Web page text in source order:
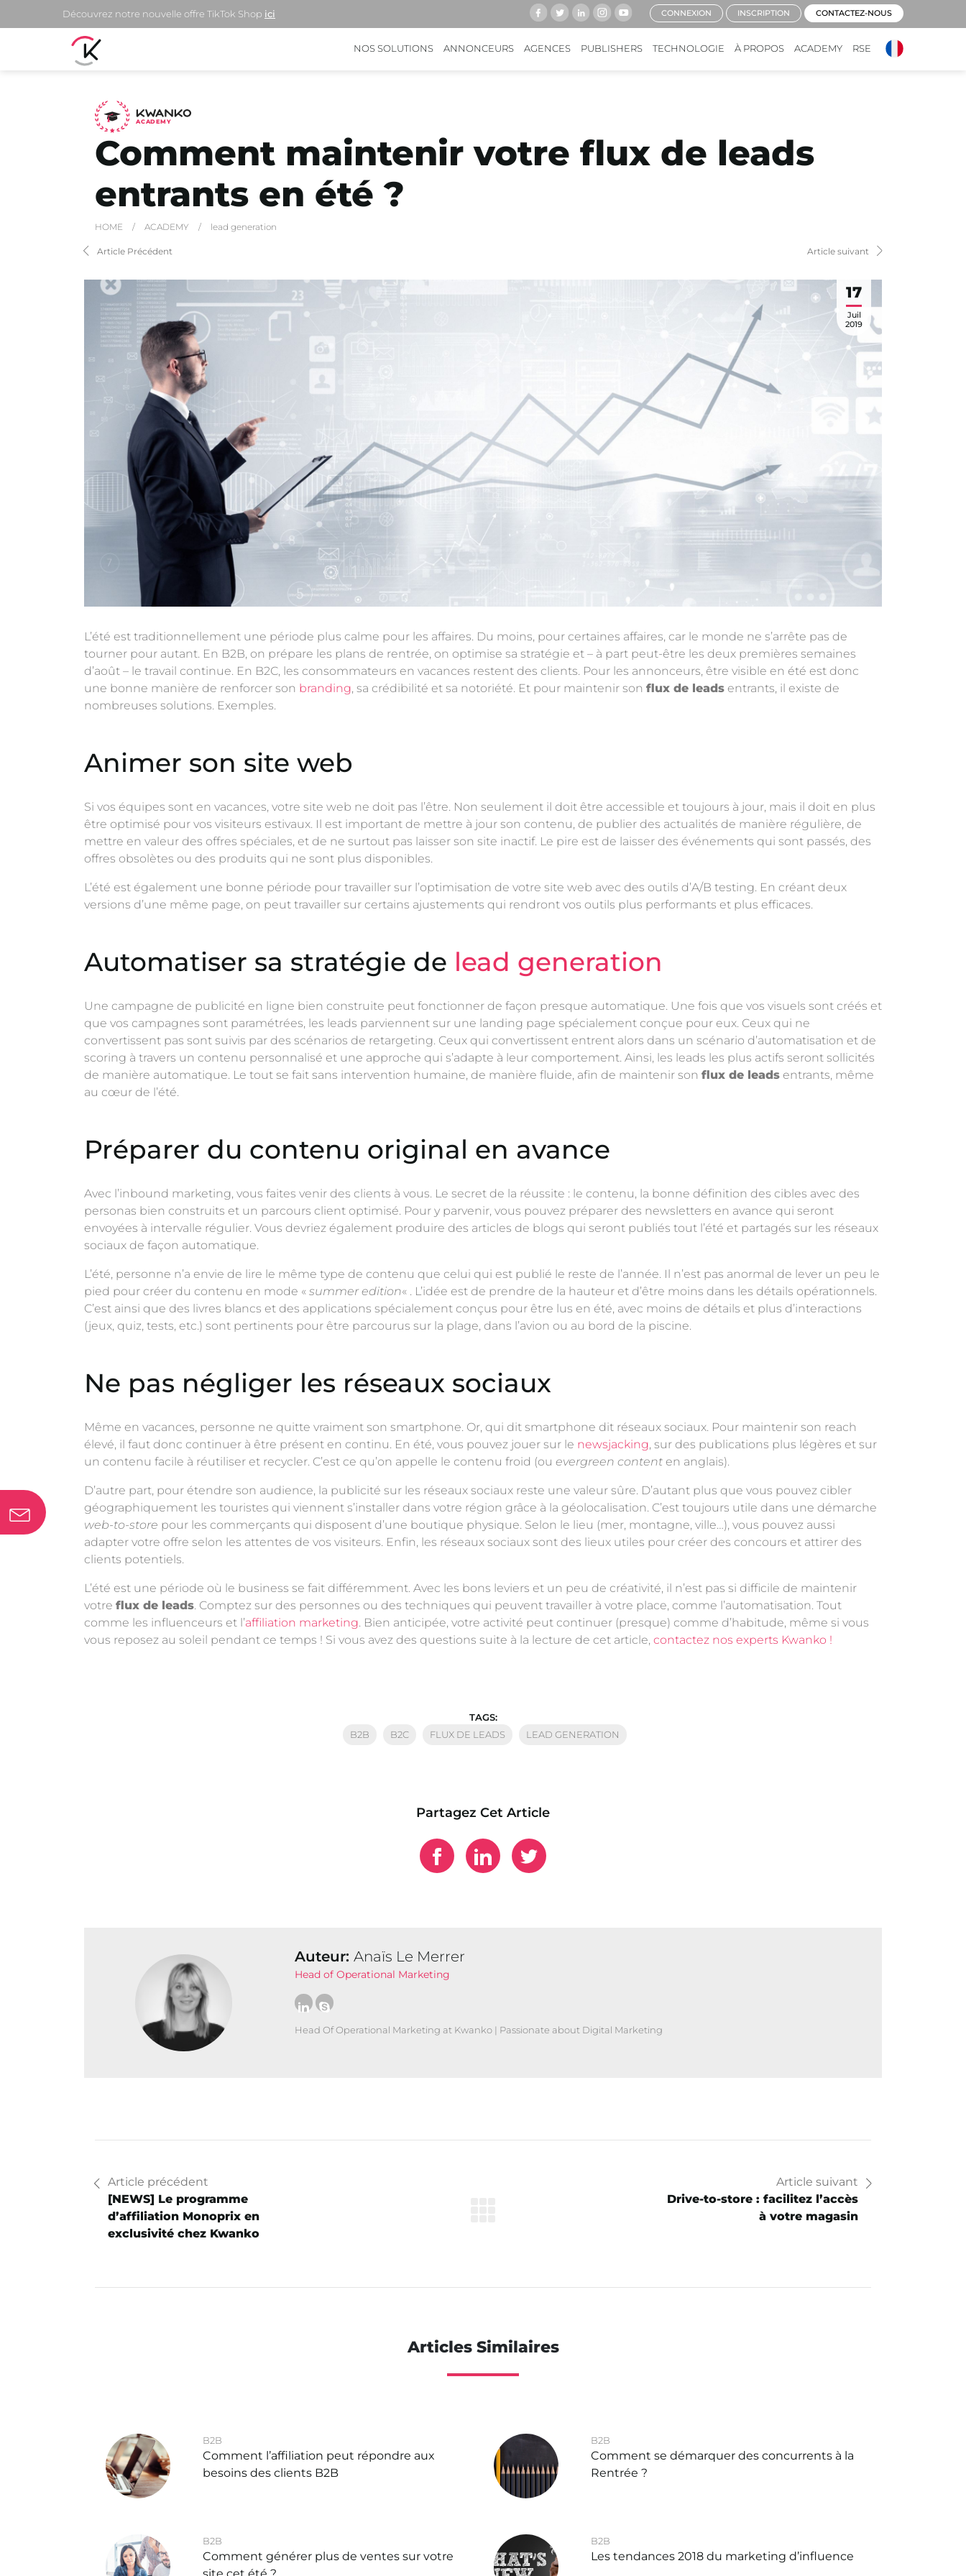
NOS SOLUTIONS ANNONCEURS AGENCES PUBLISHERS TECHNOLOGIE À PROPOS ACADEMY RSE
Découvrez notre nouvelle offre TikTok Shop ici CONNEXION INSCRIPTION CONTACTEZ-NOUS
ACADEMY
Comment maintenir votre flux de leads
entrants en été ?
HOME / ACADEMY / lead generation
Article Précédent Article suivant
17
Juil
2019
L’été est traditionnellement une période plus calme pour les affaires. Du moins, pour certaines affaires, car le monde ne s’arrête pas de
tourner pour autant. En B2B, on prépare les plans de rentrée, on optimise sa stratégie et – à part peut-être les deux premières semaines
d’août – le travail continue. En B2C, les consommateurs en vacances restent des clients. Pour les annonceurs, être visible en été est donc
une bonne manière de renforcer son branding, sa crédibilité et sa notoriété. Et pour maintenir son flux de leads entrants, il existe de
nombreuses solutions. Exemples.
Animer son site web
Si vos équipes sont en vacances, votre site web ne doit pas l’être. Non seulement il doit être accessible et toujours à jour, mais il doit en plus
être optimisé pour vos visiteurs estivaux. Il est important de mettre à jour son contenu, de publier des actualités de manière régulière, de
mettre en valeur des offres spéciales, et de ne surtout pas laisser son site inactif. Le pire est de laisser des événements qui sont passés, des
offres obsolètes ou des produits qui ne sont plus disponibles.
L’été est également une bonne période pour travailler sur l’optimisation de votre site web avec des outils d’A/B testing. En créant deux
versions d’une même page, on peut travailler sur certains ajustements qui rendront vos outils plus performants et plus efficaces.
Automatiser sa stratégie de lead generation
Une campagne de publicité en ligne bien construite peut fonctionner de façon presque automatique. Une fois que vos visuels sont créés et
que vos campagnes sont paramétrées, les leads parviennent sur une landing page spécialement conçue pour eux. Ceux qui ne
convertissent pas sont suivis par des scénarios de retargeting. Ceux qui convertissent entrent alors dans un scénario d’automatisation et de
scoring à travers un contenu personnalisé et une approche qui s’adapte à leur comportement. Ainsi, les leads les plus actifs seront sollicités
de manière automatique. Le tout se fait sans intervention humaine, de manière fluide, afin de maintenir son flux de leads entrants, même
au cœur de l’été.
Préparer du contenu original en avance
Avec l’inbound marketing, vous faites venir des clients à vous. Le secret de la réussite : le contenu, la bonne définition des cibles avec des
personas bien construits et un parcours client optimisé. Pour y parvenir, vous pouvez préparer des newsletters en avance qui seront
envoyées à intervalle régulier. Vous devriez également produire des articles de blogs qui seront publiés tout l’été et partagés sur les réseaux
sociaux de façon automatique.
L’été, personne n’a envie de lire le même type de contenu que celui qui est publié le reste de l’année. Il n’est pas anormal de lever un peu le
pied pour créer du contenu en mode « summer edition« . L’idée est de prendre de la hauteur et d’être moins dans les détails opérationnels.
C’est ainsi que des livres blancs et des applications spécialement conçus pour être lus en été, avec moins de détails et plus d’interactions
(jeux, quiz, tests, etc.) sont pertinents pour être parcourus sur la plage, dans l’avion ou au bord de la piscine.
Ne pas négliger les réseaux sociaux
Même en vacances, personne ne quitte vraiment son smartphone. Or, qui dit smartphone dit réseaux sociaux. Pour maintenir son reach
élevé, il faut donc continuer à être présent en continu. En été, vous pouvez jouer sur le newsjacking, sur des publications plus légères et sur
un contenu facile à réutiliser et recycler. C’est ce qu’on appelle le contenu froid (ou evergreen content en anglais).
D’autre part, pour étendre son audience, la publicité sur les réseaux sociaux reste une valeur sûre. D’autant plus que vous pouvez cibler
géographiquement les touristes qui viennent s’installer dans votre région grâce à la géolocalisation. C’est toujours utile dans une démarche
web-to-store pour les commerçants qui disposent d’une boutique physique. Selon le lieu (mer, montagne, ville…), vous pouvez aussi
adapter votre offre selon les attentes de vos visiteurs. Enfin, les réseaux sociaux sont des lieux utiles pour créer des concours et attirer des
clients potentiels.
L’été est une période où le business se fait différemment. Avec les bons leviers et un peu de créativité, il n’est pas si difficile de maintenir
votre flux de leads. Comptez sur des personnes ou des techniques qui peuvent travailler à votre place, comme l’automatisation. Tout
comme les influenceurs et l’affiliation marketing. Bien anticipée, votre activité peut continuer (presque) comme d’habitude, même si vous
vous reposez au soleil pendant ce temps ! Si vous avez des questions suite à la lecture de cet article, contactez nos experts Kwanko !
TAGS:
B2B
B2C FLUX DE LEADS LEAD GENERATION
Partagez Cet Article
Auteur: Anaïs Le Merrer
Head of Operational Marketing
Head Of Operational Marketing at Kwanko | Passionate about Digital Marketing
Article précédent
[NEWS] Le programme
d’affiliation Monoprix en
exclusivité chez Kwanko
Article suivant
Drive-to-store : facilitez l’accès
à votre magasin
Articles Similaires
B2B
Comment l’affiliation peut répondre aux
besoins des clients B2B
B2B
Comment se démarquer des concurrents à la
Rentrée ?
B2B
Comment générer plus de ventes sur votre
B2B
Les tendances 2018 du marketing d’influence